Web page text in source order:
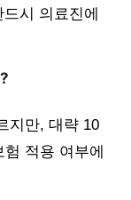
시 의료진에
지만, 대략 10
적용 여부에